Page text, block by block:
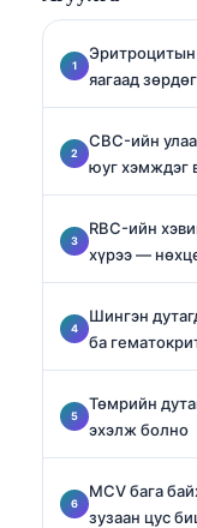
Эритроцитын
яагаад
CBC-ийн
юуг хэмждэг
RBC-ийн
хүрээ —
Шингэн
ба
Төмрийн
эхэлж болно
MCV бага
зузаан цус